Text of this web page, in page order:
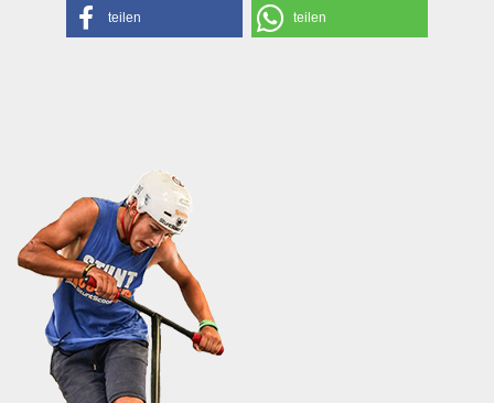
teilen teilen